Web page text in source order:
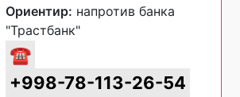
Ориентир: напротив банка
"Трастбанк"
☎
+998-78-113-26-54